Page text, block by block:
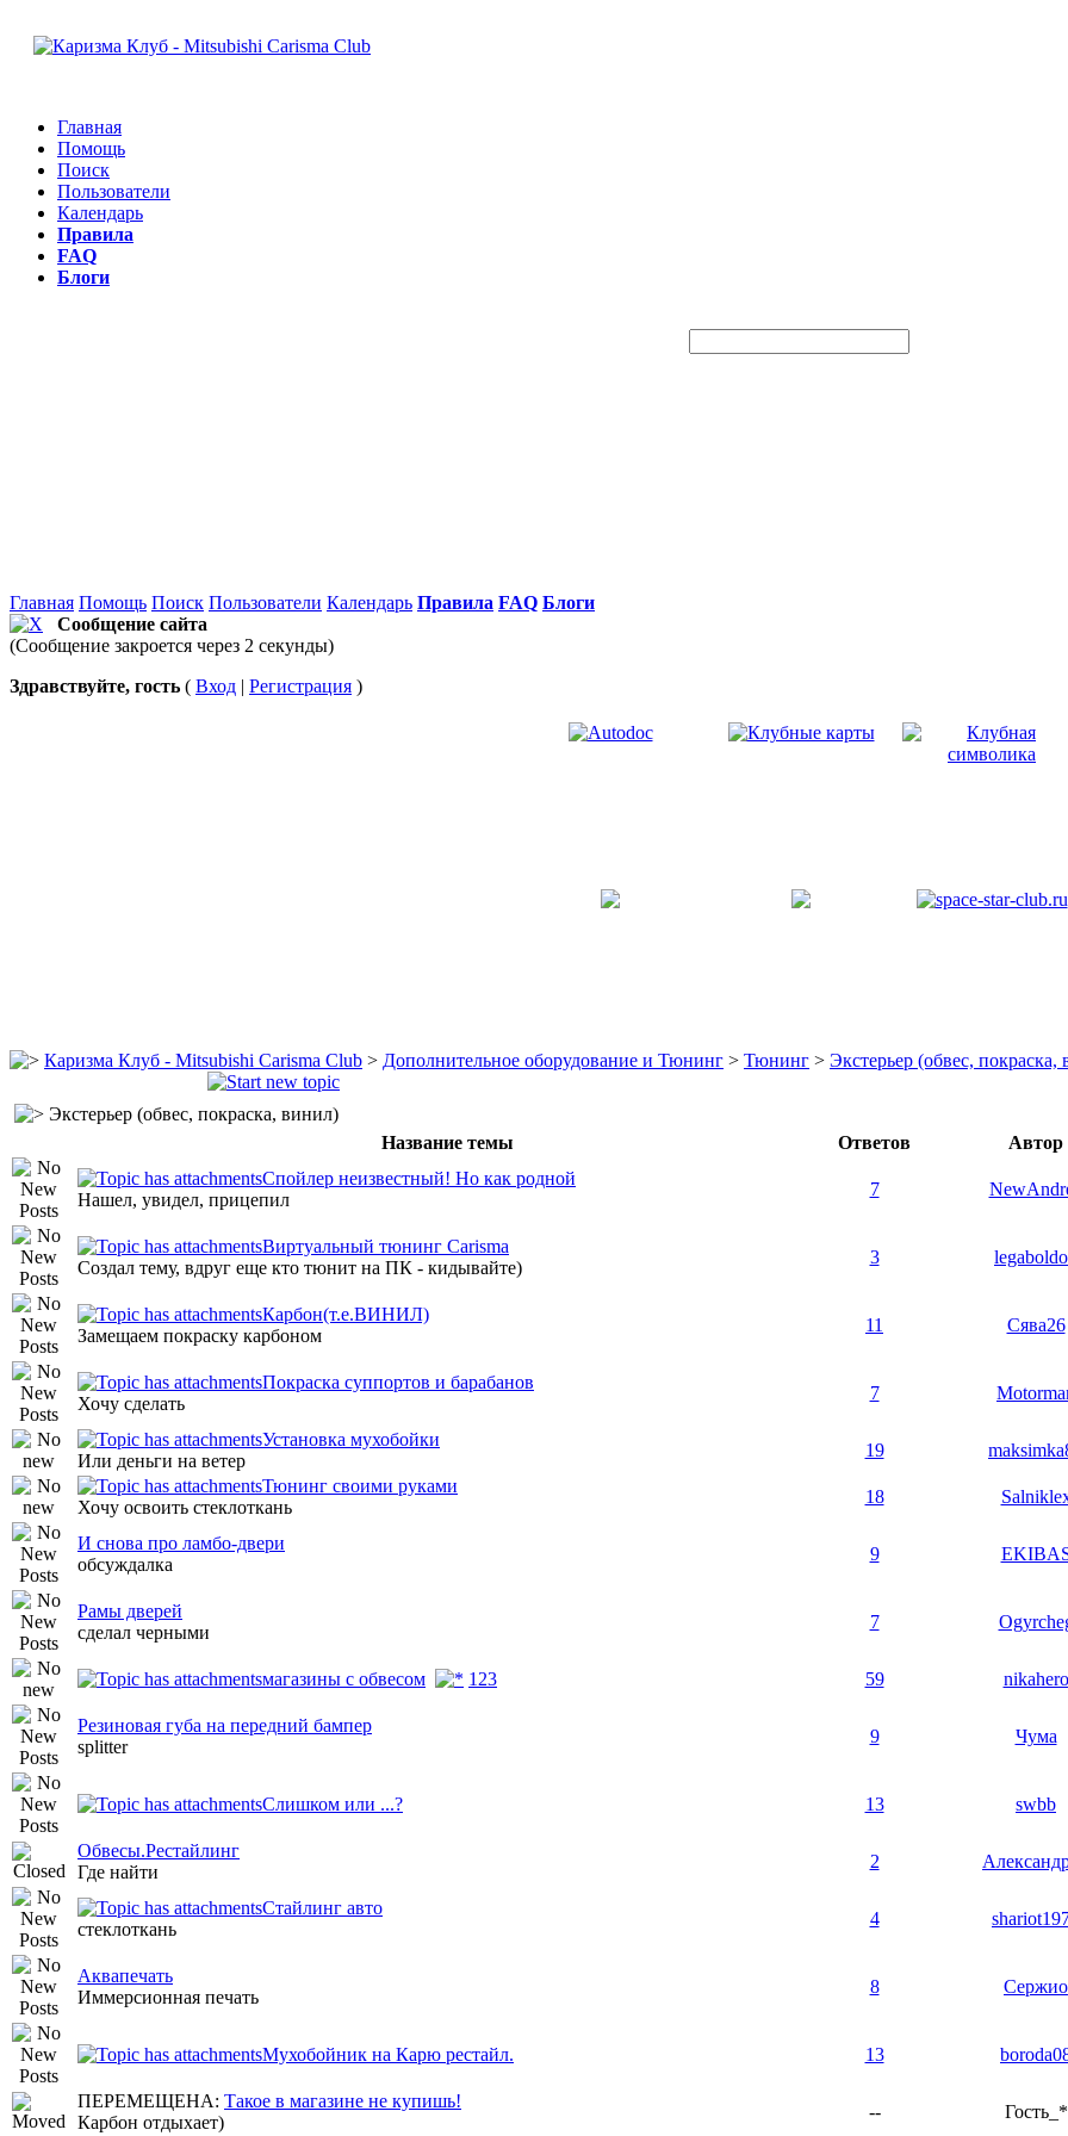
Главная
Помощь
Поиск
Пользователи
Календарь
Правила
FAQ
Блоги
Главная Помощь Поиск Пользователи Календарь Правила FAQ Блоги
Сообщение сайта
(Сообщение закроется через 2 секунды)
Здравствуйте, гость ( Вход | Регистрация )
Каризма Клуб - Mitsubishi Carisma Club > Дополнительное оборудование и Тюнинг > Тюнинг > Экстерьер (обвес, покраска,
Экстерьер (обвес, покраска, винил)
Название темы
Ответов Автор
Спойлер неизвестный! Но как родной
Нашел, увидел, прицепил
7
Виртуальный тюнинг Carisma
Создал тему, вдруг еще кто тюнит на ПК - кидывайте)
3
Карбон(т.е.ВИНИЛ)
Замещаем покраску карбоном
11 Сява26
Покраска суппортов и барабанов
Хочу сделать
7
Установка мухобойки
Или деньги на ветер
19
Тюнинг своими руками
Хочу освоить стеклоткань
18
И снова про ламбо-двери
обсуждалка
9
Рамы дверей
сделал черными
7
магазины с обвесом 1 23 59 nikahero
Резиновая губа на передний бампер
splitter
9 Чума
Слишком или ...? 13 swbb
Обвесы.Рестайлинг
Где найти
2
Стайлинг авто
стеклоткань
4
Аквапечать
Иммерсионная печать
8 Сержио
Мухобойник на Карю рестайл. 13
ПЕРЕМЕЩЕНА: Такое в магазине не купишь!
Карбон отдыхает)
-- Гость_*